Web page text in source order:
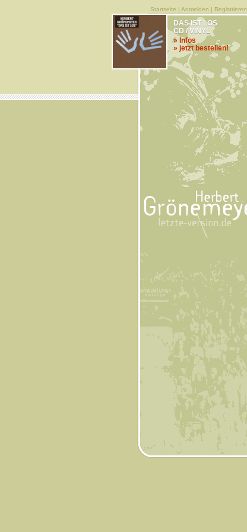
Startseite | Anmelden | Registrieren
DAS IST LOS
CD / VINYL
» Infos
» jetzt bestellen!